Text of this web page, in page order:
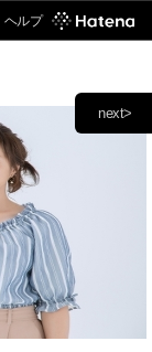
ヘルプ
next>